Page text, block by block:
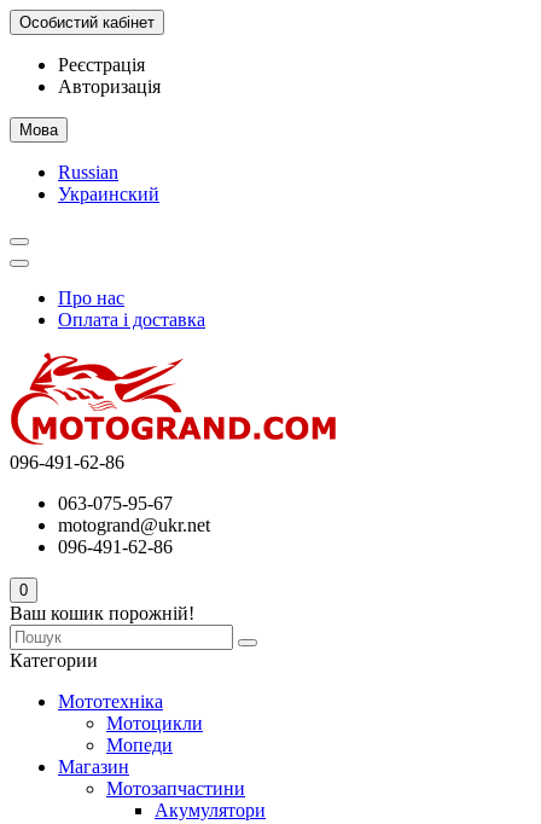
Особистий кабінет
Реєстрація
Авторизація
Мова
Russian
Украинский
Про нас
Оплата і доставка
096-491-62-86
063-075-95-67
motogrand@ukr.net
096-491-62-86
0
Ваш кошик порожній!
Категории
Мототехніка
Мотоцикли
Мопеди
Магазин
Мотозапчастини
Акумулятори